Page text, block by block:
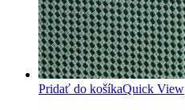
Pridať do košíkaQuick View